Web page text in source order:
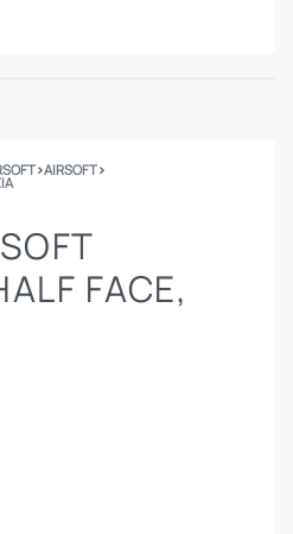
›AIRSOFT›
FACE,